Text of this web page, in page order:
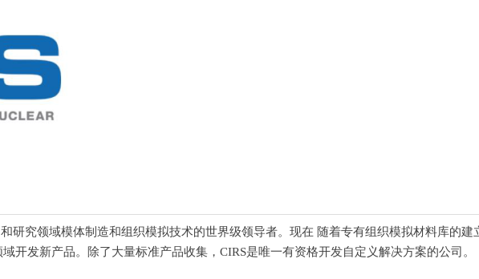
研究领域模体制造和组织模拟技术的世界级领导者。现在 随着专有组织模拟材料库的建
开发新产品。除了大量标准产品收集， CIRS是唯一有资格开发自定义解决方案的公司。